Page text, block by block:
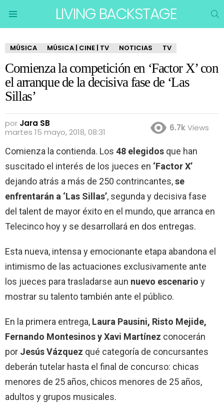
LIVING BACKSTAGE
MÚSICA MÚSICA | CINE | TV NOTICIAS TV
Comienza la competición en ‘Factor X’ con
el arranque de la decisiva fase de ‘Las
Sillas’
por Jara SB
martes 15 mayo, 2018, 08:31
6.7kViews
Comienza la contienda. Los 48 elegidos que han
suscitado el interés de los jueces en ‘Factor X’
dejando atrás a más de 250 contrincantes,se
enfrentarán a ‘Las Sillas’, segunda y decisiva fase
del talent de mayor éxito en el mundo, que arranca en
Telecinco hoy y se desarrollará en dos entregas.
Esta nueva, intensa y emocionante etapa abandona el
intimismo de las actuaciones exclusivamente ante
los jueces para trasladarse aun nuevo escenario y
mostrar su talento también ante el público.
En la primera entrega, Laura Pausini, Risto Mejide,
Fernando Montesinos y Xavi Martínez conocerán
por Jesús Vázquez qué categoría de concursantes
deberán tutelar hasta el final de concurso: chicas
menores de 25 años, chicos menores de 25 años,
adultos y grupos musicales.